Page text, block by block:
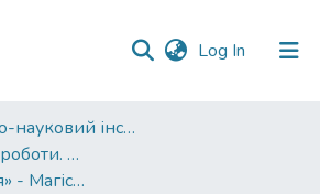
Log In (current)
Навчально-науковий інститут агротехнологій, селекції та екології
Кваліфікаційні роботи. ННІ агротехнологій, селекції та екології
201 «Агрономія» - Магістри 2021-2022